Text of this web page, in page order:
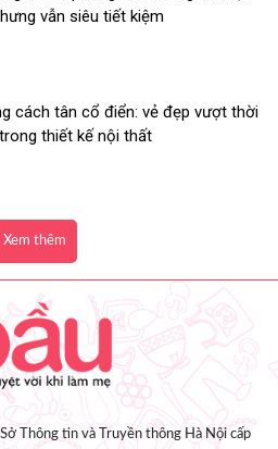
vẫn siêu tiết kiệm
cách tân cổ điển: vẻ đẹp vượt thời
thiết kế nội thất
Xem thêm
Thông tin và Truyền thông Hà Nội cấp